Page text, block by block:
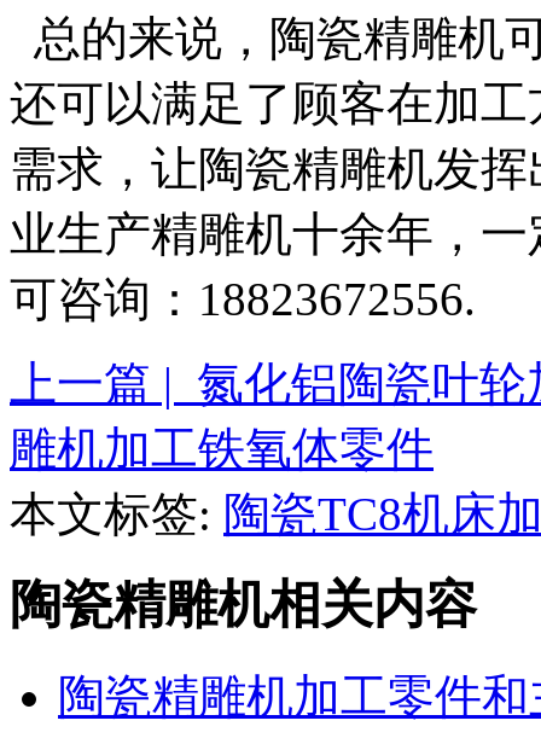
总的来说，陶瓷精雕机
还可以满足了顾客在加
需求，让陶瓷精雕机发
业生产精雕机十余年，
可咨询：18823672556.
上一篇 | 氮化铝陶瓷叶
雕机加工铁氧体零件
本文标签: 陶瓷TC8机床
陶瓷精雕机相关内容
陶瓷精雕机加工零件